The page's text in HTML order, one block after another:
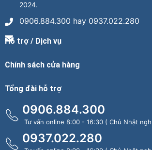
2024.
0906.884.300 hay 0937.022.280
Hỗ trợ / Dịch vụ
Chính sách cửa hàng
Tổng đài hỗ trợ
0906.884.300
Tư vấn online 8:00 - 16:30 ( Chủ Nhật
0937.022.280